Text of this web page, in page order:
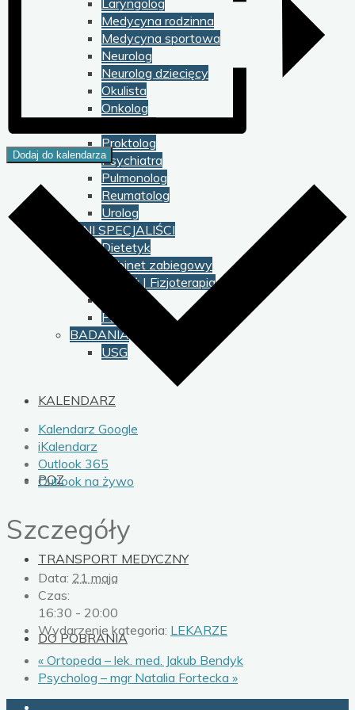
Laryngolog
Medycyna rodzinna
Medycyna sportowa
Neurolog
Neurolog dziecięcy
Okulista
Onkolog
Proktolog
Psychiatra
Pulmonolog
Reumatolog
Urolog
INNI SPECJALIŚCI
Dietetyk
Gabinet zabiegowy
Masaż | Fizjoterapia
Psycholog
BADANIA
USG
KALENDARZ
POZ
TRANSPORT MEDYCZNY
DO POBRANIA
Dodaj do kalendarza
Kalendarz Google
iKalendarz
Outlook 365
Outlook na żywo
Szczegóły
Data: 21 maja
Czas:
16:30 - 20:00
Wydarzenie kategoria: LEKARZE
« Ortopeda – lek. med. Jakub Bendyk
Psycholog – mgr Natalia Fortecka »